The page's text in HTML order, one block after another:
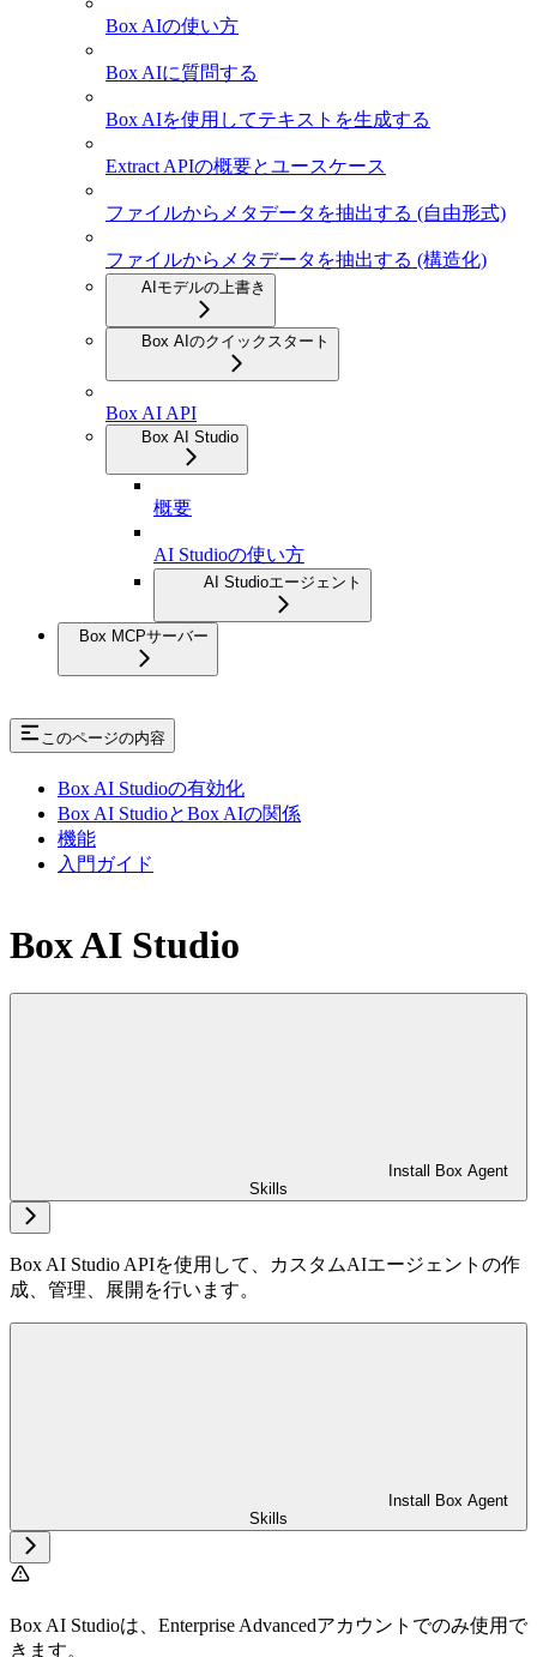
Box AIの使い方
Box AIに質問する
Box AIを使用してテキストを生成する
Extract APIの概要とユースケース
ファイルからメタデータを抽出する (自由形式)
ファイルからメタデータを抽出する (構造化)
AIモデルの上書き
Box AIのクイックスタート
Box AI API
Box AI Studio
概要
AI Studioの使い方
AI Studioエージェント
Box MCPサーバー
このページの内容
Box AI Studioの有効化
Box AI StudioとBox AIの関係
機能
入門ガイド
Box AI Studio
Install Box Agent
Skills
Box AI Studio APIを使用して、カスタムAIエージェントの作
成、管理、展開を行います。
Install Box Agent
Skills
Box AI Studioは、Enterprise Advancedアカウントでのみ使用で
きます。